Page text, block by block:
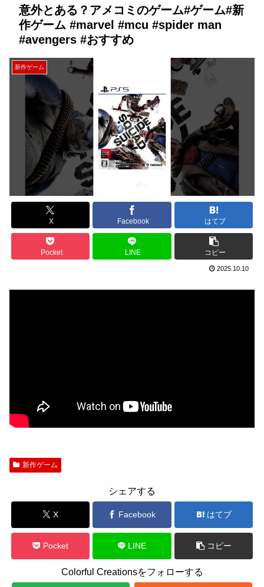
意外とある？アメコミのゲーム#ゲーム#新
作ゲーム #marvel #mcu #spider man
#avengers #おすすめ
新作ゲーム
X Facebook はてブ
Pocket LINE コピー
2025.10.10
新作ゲーム
シェアする
X Facebook はてブ
Pocket LINE コピー
Colorful Creationsをフォローする